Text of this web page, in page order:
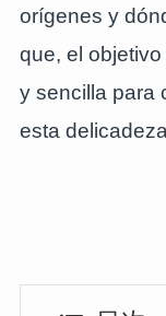
orígenes y
que, el
y sencilla para
esta